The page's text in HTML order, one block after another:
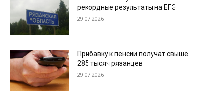
рекордные результаты на ЕГЭ
29.07.2026
Прибавку к пенсии получат свыше
285 тысяч рязанцев
29.07.2026